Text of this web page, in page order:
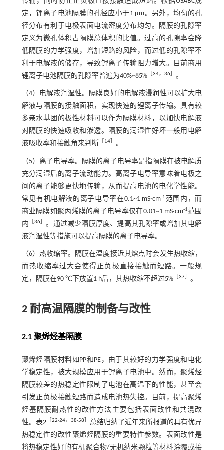
定，锂离子电池隔膜的孔径应小于1 μm。另外，均匀的孔
径分布有利于电极表面电流密度分布均匀。隔膜的孔隙率
定义为微孔体积占隔膜总体积的比值。过高的孔隙率会降
低隔膜的力学强度，增加短路的风险，而过低的孔隙率不
利于电解液的储存，导致锂离子传输阻力增大。目前商用
锂离子电池隔膜的孔隙率普遍为40%~85%
34， 36］ 。
（4）电解液润湿性。隔膜良好的电解液浸润性可以扩大电
解液与隔膜的接触面积，实现快速的锂离子传输。具有较
多亲水基团的极性材料可以作为隔膜材料，以加快电解液
对隔膜的快速吸收和渗透。隔膜的润湿性好坏一般用电解
液吸收率和接触角来判断［ 14］ 。
（5）离子电导率。隔膜的离子电导率是指隔膜在被电解质
充分润湿后的离子流动能力。高离子电导率意味着电极之
间的离子能够更快地传输，从而提高电池的电化学性能。
常见有机电解液的离子电导率在0.1~1 mS·cm-1 范围内，而
商业隔膜如聚丙烯膜的离子电导率仅在0.01~1 mS·cm-1范围
内
36
。通过减少隔膜厚度、提高其孔隙率或增加其电解
液润湿性等措施可以提高隔膜的离子电导率。
（6）热收缩率。隔膜在温度接近其熔点时会发生热收缩，
而热收缩率过大会使得正负极直接接触而短路。一般规
定，隔膜在90 ℃下放置1 h后，其热收缩不超过5%
37］ 。
2 耐高温隔膜的制备与改性
2.1 聚烯烃基隔膜
聚烯烃隔膜材料如PP和PE，由于其较好的力学强度和电化
学稳定性，被大规模应用于锂离子电池中。然而，聚烯烃
隔膜较差的热稳定性限制了电池在高温下的性能，甚至会
引发正负极接触短路而造成电池热失控。目前，提高聚烯
烃基隔膜耐热性的改性方法主要包括表面改性和共混改
性。 表2［ 22-24， 38-58
总结归纳了近年来所报道的具有优异
热稳定性的改性聚烯烃隔膜的重要特性参数。表面改性是
将热稳定性好的有机聚合物/无机纳米颗粒等材料涂覆或接